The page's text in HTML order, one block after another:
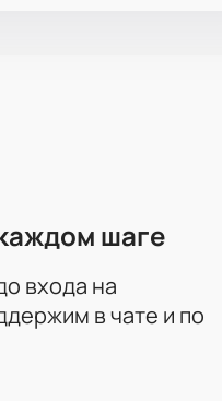
лига онлайн
клиентов доступна
из самых интересных
шаге
входа на
в чате и по